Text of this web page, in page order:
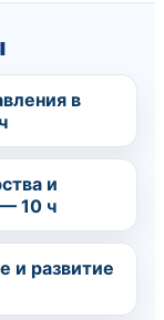
в
и
10 ч
и развитие